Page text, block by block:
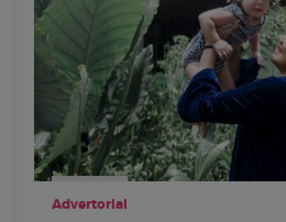
Advertorial